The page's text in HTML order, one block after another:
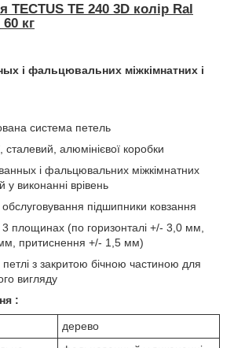
TECTUS TE 240 3D колір Ral
кг
і фальцювальних міжкімнатних і
система петель
алюмінієвої коробки
і фальцювальних міжкімнатних
у виконанні врівень
підшипники ковзання
площинах (по горизонталі +/- 3,0 мм,
притиснення +/- 1,5 мм)
петлі з закритою бічною частиною для
вигляду
:
дерево